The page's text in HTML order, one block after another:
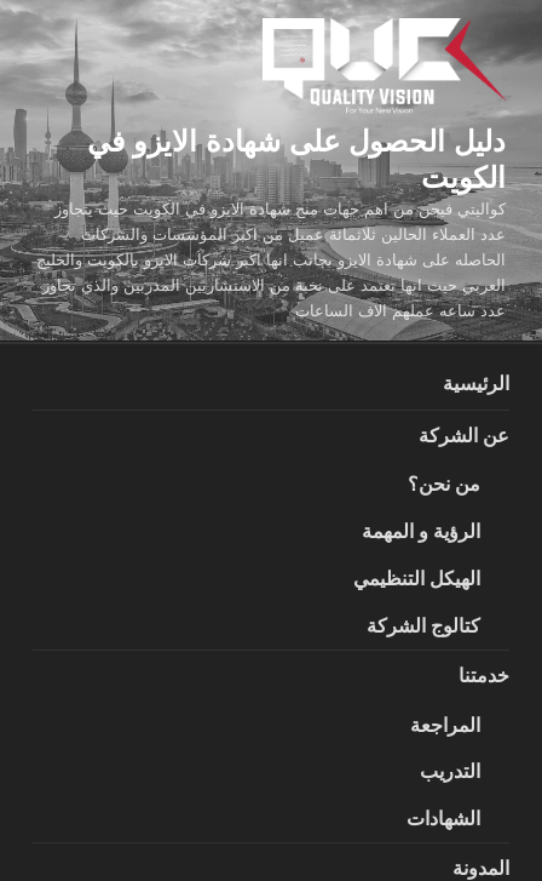
المحتوى
دليل الحصول على شهادة الايزو في
الكويت
كواليتي فيجن من اهم جهات منح شهادة الايزو في الكويت حيث يتجاوز
عدد العملاء الحالين ثلاثمائة عميل من اكبر المؤسسات والشركات
الحاصله على شهادة الايزو بجانب انها اكبر شركات الايزو بالكويت والخليج
العربي حيث انها تعتمد على نخبة من الاستشاريين المدربين والذي تجاوز
عدد ساعه عملهم الاف الساعات
الرئيسية
عن الشركة
من نحن؟
الرؤية و المهمة
الهيكل التنظيمي
كتالوج الشركة
خدمتنا
المراجعة
التدريب
الشهادات
المدونة